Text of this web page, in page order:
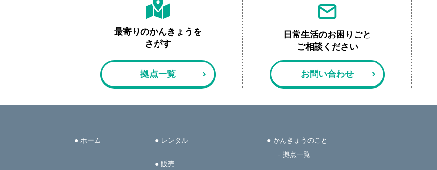
最寄りのかんきょうを
さがす
拠点一覧
日常生活のお困りごと
ご相談ください
お問い合わせ
ホーム レンタル
販売
かんきょうのこと
拠点一覧